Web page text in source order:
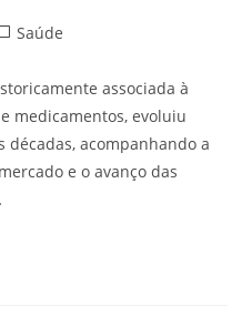
Saúde
associada à
medicamentos, evoluiu
acompanhando a
e o avanço das